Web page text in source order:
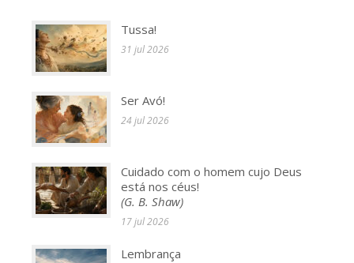
Tussa!
31 jul 2026
Ser Avó!
24 jul 2026
Cuidado com o homem cujo Deus
está nos céus!
(G. B. Shaw)
17 jul 2026
Lembrança